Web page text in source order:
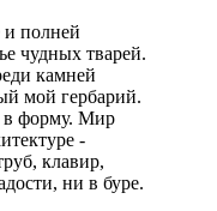
полней
чудных тварей.
камней
мой гербарий.
в форму. Мир
-
клавир,
ни в буре.